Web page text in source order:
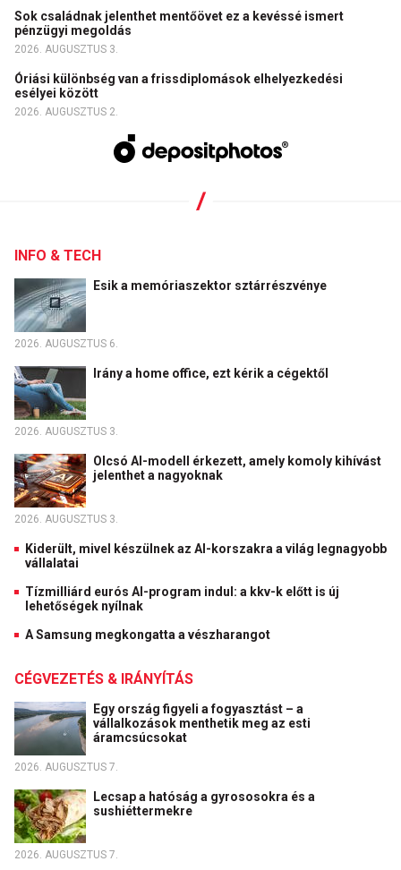
Sok családnak jelenthet mentőövet ez a kevéssé ismert
pénzügyi megoldás
2026. AUGUSZTUS 3.
Óriási különbség van a frissdiplomások elhelyezkedési
esélyei között
2026. AUGUSZTUS 2.
INFO & TECH
Esik a memóriaszektor sztárrészvénye
2026. AUGUSZTUS 6.
Irány a home office, ezt kérik a cégektől
2026. AUGUSZTUS 3.
Olcsó AI-modell érkezett, amely komoly kihívást
jelenthet a nagyoknak
2026. AUGUSZTUS 3.
Kiderült, mivel készülnek az AI-korszakra a világ legnagyobb
vállalatai
Tízmilliárd eurós AI-program indul: a kkv-k előtt is új
lehetőségek nyílnak
A Samsung megkongatta a vészharangot
CÉGVEZETÉS & IRÁNYÍTÁS
Egy ország figyeli a fogyasztást – a
vállalkozások menthetik meg az esti
áramcsúcsokat
2026. AUGUSZTUS 7.
Lecsap a hatóság a gyrososokra és a
sushiéttermekre
2026. AUGUSZTUS 7.